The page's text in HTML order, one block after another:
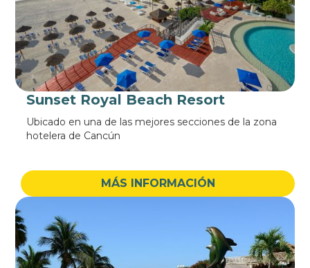
Sunset Royal Beach Resort
Ubicado en una de las mejores secciones de la zona
hotelera de Cancún
MÁS INFORMACIÓN